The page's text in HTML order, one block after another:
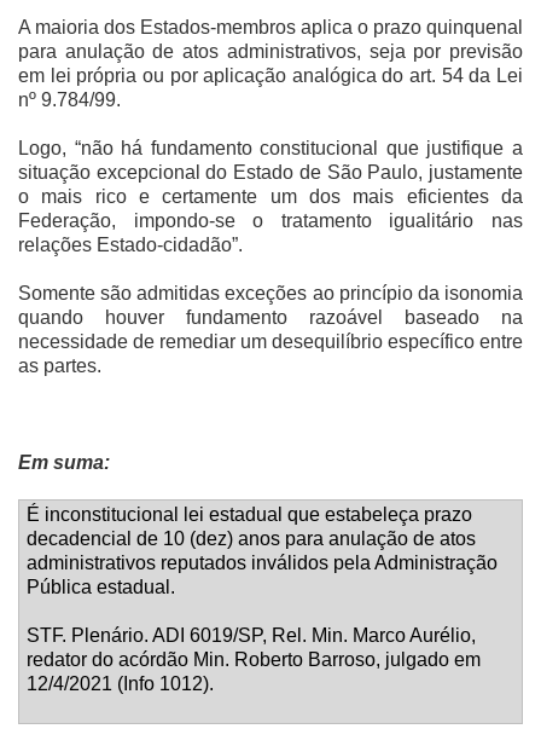
A maioria dos Estados-membros aplica o prazo quinquenal
para anulação de atos administrativos, seja por previsão
em lei própria ou por aplicação analógica do art. 54 da Lei
nº 9.784/99.
Logo, “não há fundamento constitucional que justifique a
situação excepcional do Estado de São Paulo, justamente
o mais rico e certamente um dos mais eficientes da
Federação, impondo-se o tratamento igualitário nas
relações Estado-cidadão”.
Somente são admitidas exceções ao princípio da isonomia
quando houver fundamento razoável baseado na
necessidade de remediar um desequilíbrio específico entre
as partes.
Em suma:
É inconstitucional lei estadual que estabeleça prazo
decadencial de 10 (dez) anos para anulação de atos
administrativos reputados inválidos pela Administração
Pública estadual.
STF. Plenário. ADI 6019/SP, Rel. Min. Marco Aurélio,
redator do acórdão Min. Roberto Barroso, julgado em
12/4/2021 (Info 1012).